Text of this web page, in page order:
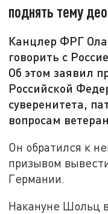
поднять тему
Канцлер ФРГ
говорить с
Об этом заявил
Российской
суверенитета,
вопросам
Он обратился к
призывом
Германии.
Накануне Шольц